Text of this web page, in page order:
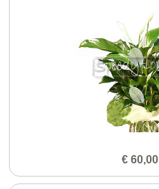
€ 60,00